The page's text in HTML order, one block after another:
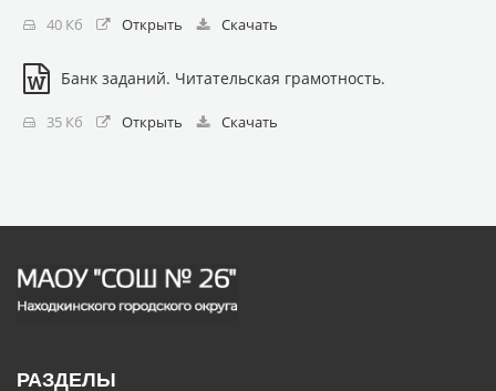
40 Кб Открыть Скачать
Банк заданий. Читательская грамотность.
35 Кб Открыть Скачать
РАЗДЕЛЫ